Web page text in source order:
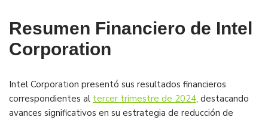
Resumen Financiero de Intel
Corporation
Intel Corporation presentó sus resultados financieros
correspondientes al tercer trimestre de 2024, destacando
avances significativos en su estrategia de reducción de